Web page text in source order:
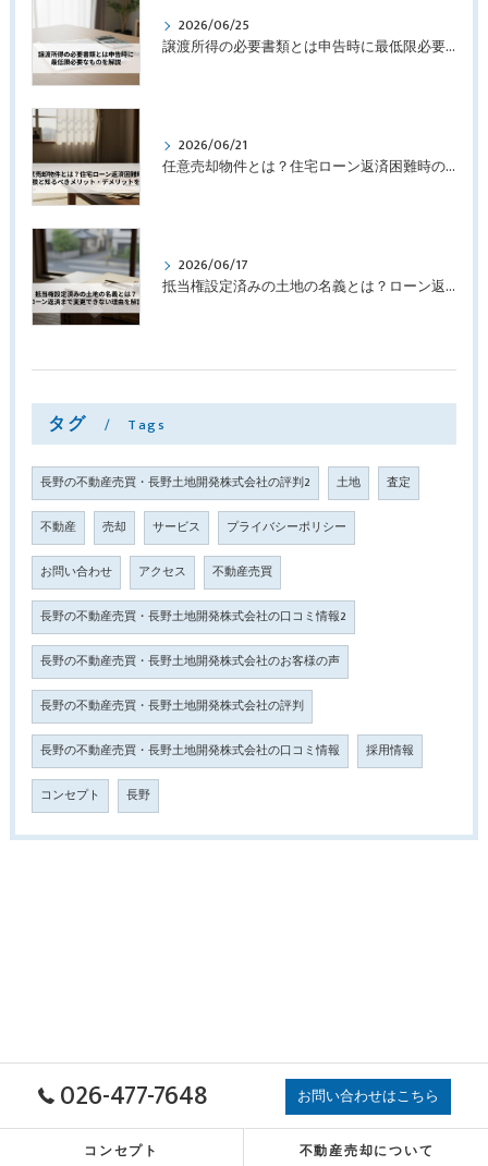
2026/06/25
譲渡所得の必要書類とは申告時に最低限必要なものを解説
2026/06/21
任意売却物件とは？住宅ローン返済困難時の選択肢と知るべきメリット・デメリットを解説
2026/06/17
抵当権設定済みの土地の名義とは？ローン返済まで変更できない理由を解説
タグ Tags
長野の不動産売買・長野土地開発株式会社の評判2 土地 査定
不動産 売却 サービス プライバシーポリシー
お問い合わせ アクセス 不動産売買
長野の不動産売買・長野土地開発株式会社の口コミ情報2
長野の不動産売買・長野土地開発株式会社のお客様の声
長野の不動産売買・長野土地開発株式会社の評判
長野の不動産売買・長野土地開発株式会社の口コミ情報 採用情報
コンセプト 長野
026-477-7648 お問い合わせはこちら
コンセプト 不動産売却について